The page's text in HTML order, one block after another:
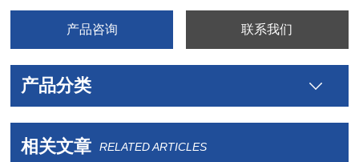
产品咨询 联系我们
产品分类
相关文章 RELATED ARTICLES